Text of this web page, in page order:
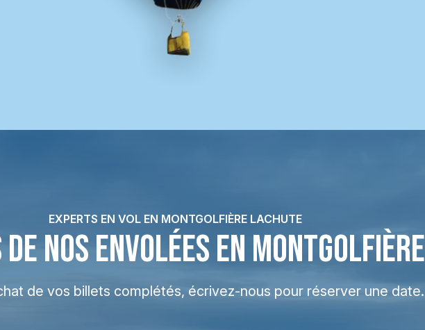
EXPERTS EN VOL EN MONTGOLFIÈRE LACHUTE
NOS ENVOLÉES EN MONTGOLFIÈRE
de vos billets complétés, écrivez-nous pour réserver une date.